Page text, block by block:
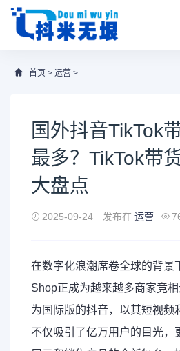
首页 > 运营 >
国外抖音TikTok
最多？TikTok带
大盘点
2025-09-24 发布在 运营
在数字化浪潮席卷全球的背景
Shop正成为越来越多商家竞
为国际版的抖音，以其短视频
不仅吸引了亿万用户的目光，